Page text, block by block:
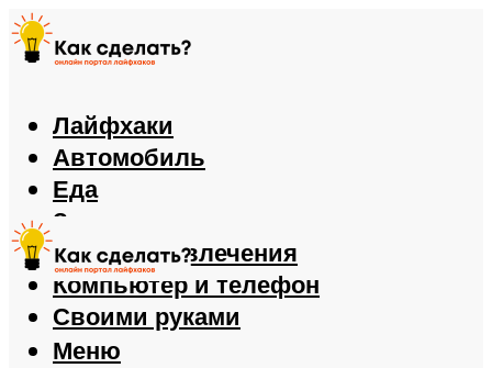
Лайфхаки
Автомобиль
Еда
Здоровье
Игры и развлечения
Компьютер и телефон
Своими руками
Меню